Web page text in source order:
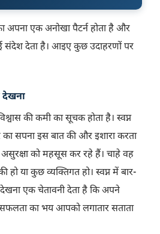
अपना एक अनोखा पैटर्न होता है और
संदेश देता है। आइए कुछ उदाहरणों पर
देखना
की कमी का सूचक होता है। स्वप्न
का सपना इस बात की और इशारा करता
को महसूस कर रहे हैं। चाहे वह
हो या कुछ व्यक्तिगत हो। स्वप्न में बार-
एक चेतावनी देता है कि अपने
का भय आपको लगातार सताता